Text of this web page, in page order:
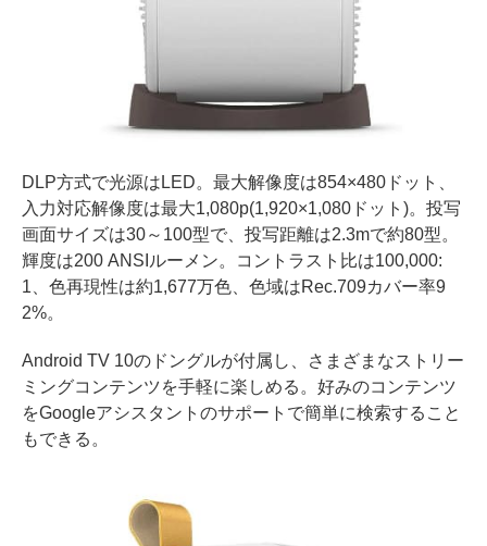
DLP方式で光源はLED。最大解像度は854×480ドット、
入力対応解像度は最大1,080p(1,920×1,080ドット)。投写
画面サイズは30～100型で、投写距離は2.3mで約80型。
輝度は200 ANSIルーメン。コントラスト比は100,000:
1、色再現性は約1,677万色、色域はRec.709カバー率9
2%。
Android TV 10のドングルが付属し、さまざまなストリー
ミングコンテンツを手軽に楽しめる。好みのコンテンツ
をGoogleアシスタントのサポートで簡単に検索すること
もできる。